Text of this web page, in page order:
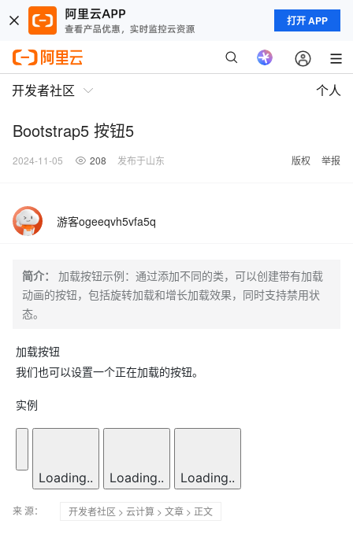
打开 APP
开发者社区 个人
Bootstrap5 按钮5
2024-11-05 208 发布于山东 版权 举报
游客ogeeqvh5vfa5q
简介：
加载按钮示例：通过添加不同的类，可以创建带有加载
动画的按钮，包括旋转加载和增长加载效果，同时支持禁用状
态。
加载按钮
我们也可以设置一个正在加载的按钮。
实例
Loading.. Loading.. Loading..
来 源： 开发者社区 > 云计算 > 文章 > 正文